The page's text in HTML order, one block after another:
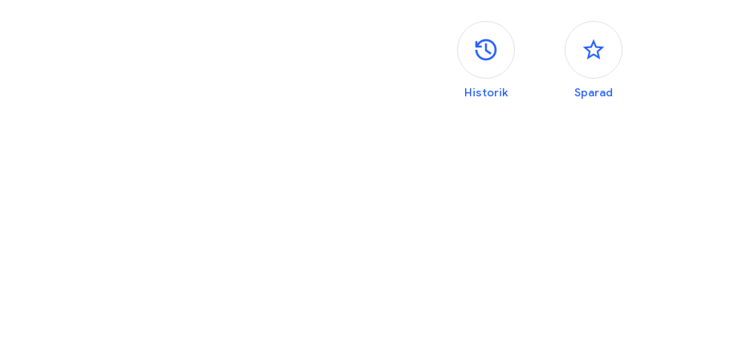
Sidopaneler
Historik Sparad